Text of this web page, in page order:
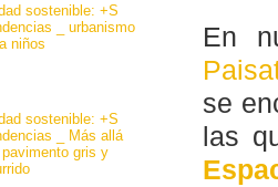
En
se
las
sostenible: +S
_ urbanismo
niños
sostenible: +S
_ Más allá
pavimento gris y